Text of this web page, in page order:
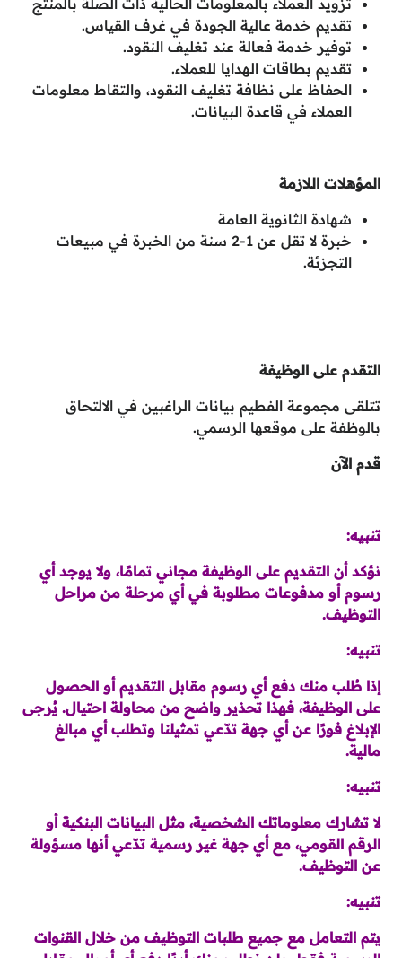
تزويد العملاء بالمعلومات الحالية ذات الصلة بالمنتج
تقديم خدمة عالية الجودة في غرف القياس.
توفير خدمة فعالة عند تغليف النقود.
تقديم بطاقات الهدايا للعملاء.
الحفاظ على نظافة تغليف النقود، والتقاط معلومات
العملاء في قاعدة البيانات.
المؤهلات اللازمة
شهادة الثانوية العامة
خبرة لا تقل عن 1-2 سنة من الخبرة في مبيعات
التجزئة.
التقدم على الوظيفة
تتلقى مجموعة الفطيم بيانات الراغبين في الالتحاق
بالوظفة على موقعها الرسمي.
قدم الآن
تنبيه:
نؤكد أن التقديم على الوظيفة مجاني تمامًا، ولا يوجد أي
رسوم أو مدفوعات مطلوبة في أي مرحلة من مراحل
التوظيف.
تنبيه:
إذا طُلب منك دفع أي رسوم مقابل التقديم أو الحصول
على الوظيفة، فهذا تحذير واضح من محاولة احتيال. يُرجى
الإبلاغ فورًا عن أي جهة تدّعي تمثيلنا وتطلب أي مبالغ
مالية.
تنبيه:
لا تشارك معلوماتك الشخصية، مثل البيانات البنكية أو
الرقم القومي، مع أي جهة غير رسمية تدّعي أنها مسؤولة
عن التوظيف.
تنبيه:
يتم التعامل مع جميع طلبات التوظيف من خلال القنوات